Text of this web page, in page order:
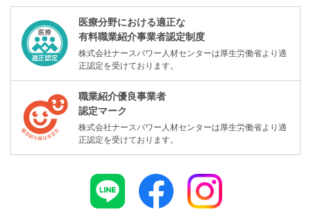
医療分野における適正な
有料職業紹介事業者認定制度
株式会社ナースパワー人材センターは厚生労働省より適
正認定を受けております。
職業紹介優良事業者
認定マーク
株式会社ナースパワー人材センターは厚生労働省より適
正認定を受けております。